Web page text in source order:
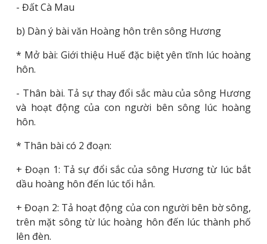
- Đất Cà Mau
b) Dàn ý bài văn Hoàng hôn trên sông Hương
* Mở bài: Giới thiệu Huế đặc biệt yên tĩnh lúc hoàng
hôn.
- Thân bài. Tả sự thay đổi sắc màu của sông Hương
và hoạt động của con người bên sông lúc hoàng
hôn.
* Thân bài có 2 đoạn:
+ Đoạn 1: Tả sự đổi sắc của sông Hương từ lúc bắt
dầu hoàng hôn đến lúc tối hẳn.
+ Đoạn 2: Tả hoạt động của con người bên bờ sông,
trên mặt sông từ lúc hoàng hôn đến lúc thành phố
lên đèn.